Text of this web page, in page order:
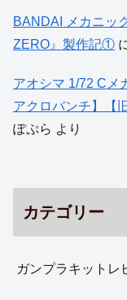
BANDAI メカニッ
ZERO』製作記①
アオシマ 1/72 Cメ
アクロバンチ】【
ぽぷら より
カテゴリー
ガンプラキットレ